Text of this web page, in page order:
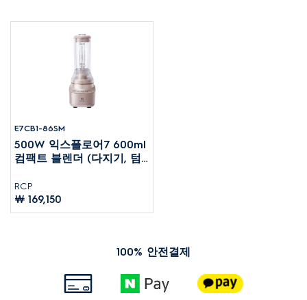
E7CB1-86SM
500W 익스플로어7 600ml
컴팩트 블렌더 (다지기, 텀
RCP
￦ 169,150
100% 안전결제